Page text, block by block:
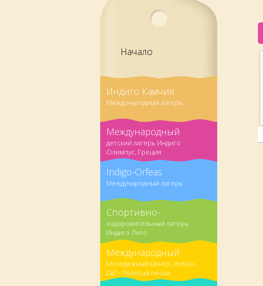
Начало
Индиго Камчия
Международный лагерь
Международный
детский лагерь Индиго
Олимпус, Греция
Indigo-Orfeas
Международный лагерь
Спортивно-
оздоровительный лагерь
Индиго Лито
Международный
Молодежный Центр „IndiGo-
Elit” - Золотые пески